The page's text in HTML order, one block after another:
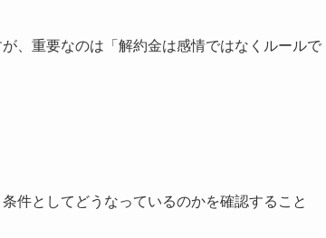
、重要なのは「解約金は感情ではなくルールで
件としてどうなっているのかを確認すること